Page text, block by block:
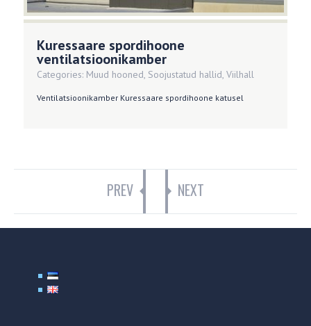
Kuressaare spordihoone
ventilatsioonikamber
Categories: Muud hooned, Soojustatud hallid, Viilhall
Ventilatsioonikamber Kuressaare spordihoone katusel
PREV NEXT